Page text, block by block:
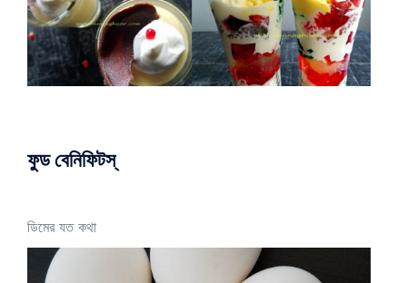
ফুড বেনিফিটস্
ডিমের যত কথা